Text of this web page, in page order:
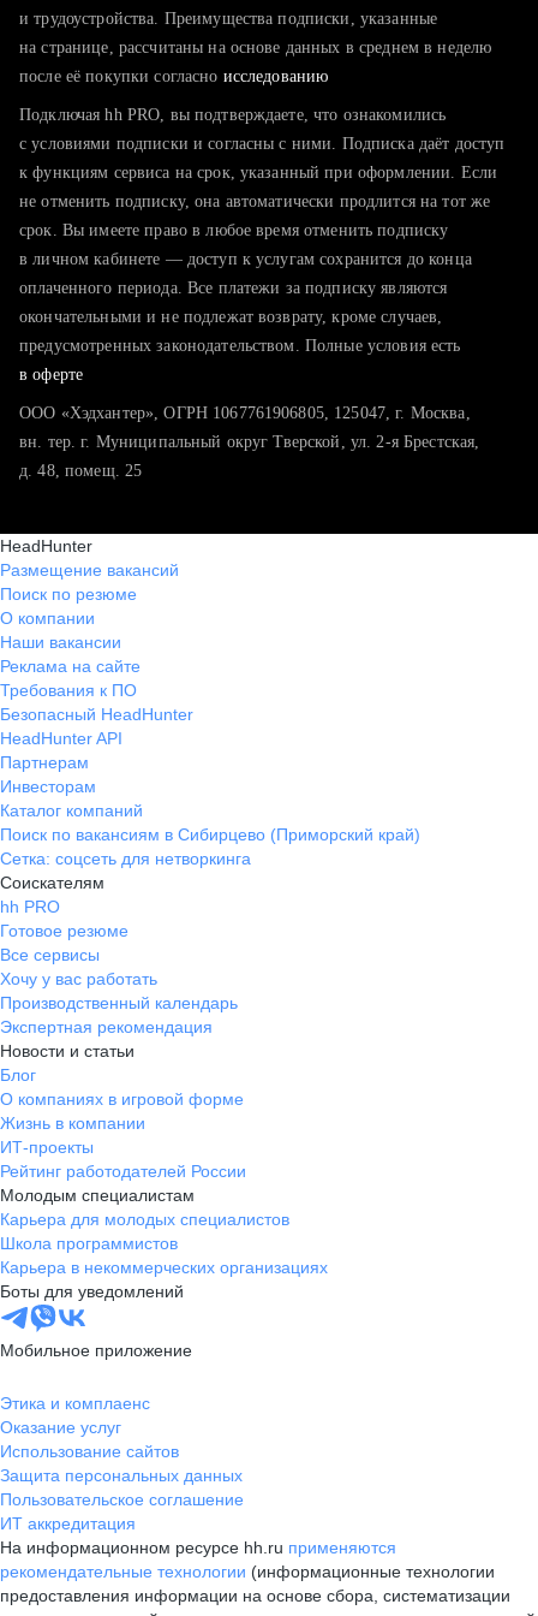
тратите много времени на поиск и вручную поднимаете
хотите сравнить себя с конкурентами и оценить шансы
и трудоустройства. Преимущества подписки, указанные
на странице, рассчитаны на основе данных в среднем в неделю
после её покупки согласно исследованию
Подключая hh PRO, вы подтверждаете, что ознакомились
с условиями подписки и согласны с ними. Подписка даёт доступ
к функциям сервиса на срок, указанный при оформлении. Если
не отменить подписку, она автоматически продлится на тот же
срок. Вы имеете право в любое время отменить подписку
в личном кабинете — доступ к услугам сохранится до конца
оплаченного периода. Все платежи за подписку являются
окончательными и не подлежат возврату, кроме случаев,
предусмотренных законодательством. Полные условия есть
в оферте
ООО «Хэдхантер», ОГРН 1067761906805, 125047, г. Москва,
вн. тер. г. Муниципальный округ Тверской, ул. 2-я Брестская,
д. 48, помещ. 25
HeadHunter
Размещение вакансий
Поиск по резюме
О компании
Наши вакансии
Реклама на сайте
Требования к ПО
Безопасный HeadHunter
HeadHunter API
Партнерам
Инвесторам
Каталог компаний
Поиск по вакансиям в Сибирцево (Приморский край)
Сетка: соцсеть для нетворкинга
Соискателям
hh PRO
Готовое резюме
Все сервисы
Хочу у вас работать
Производственный календарь
Экспертная рекомендация
Новости и статьи
Блог
О компаниях в игровой форме
Жизнь в компании
ИТ-проекты
Рейтинг работодателей России
Молодым специалистам
Карьера для молодых специалистов
Школа программистов
Карьера в некоммерческих организациях
Боты для уведомлений
Мобильное приложение
Этика и комплаенс
Оказание услуг
Использование сайтов
Защита персональных данных
Пользовательское соглашение
ИТ аккредитация
На информационном ресурсе hh.ru применяются
рекомендательные технологии (информационные технологии
предоставления информации на основе сбора, систематизации